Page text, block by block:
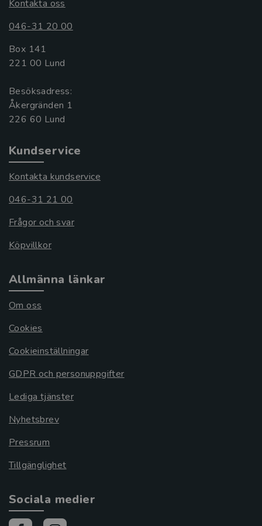
Kontakta oss
046-31 20 00
Box 141
221 00 Lund
Besöksadress:
Åkergränden 1
Kundservice
Kontakta kundservice
046-31 21 00
Frågor och svar
Köpvillkor
Allmänna länkar
Om oss
Cookies
Cookieinställningar
GDPR och personuppgifter
Lediga tjänster
Nyhetsbrev
Pressrum
Tillgänglighet
Sociala medier